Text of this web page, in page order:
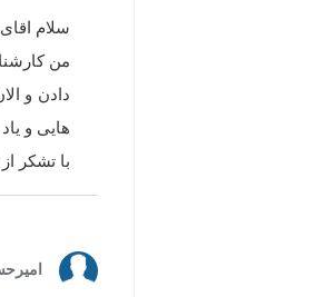
سلام
من
دادن و
هایی و
با تشکر